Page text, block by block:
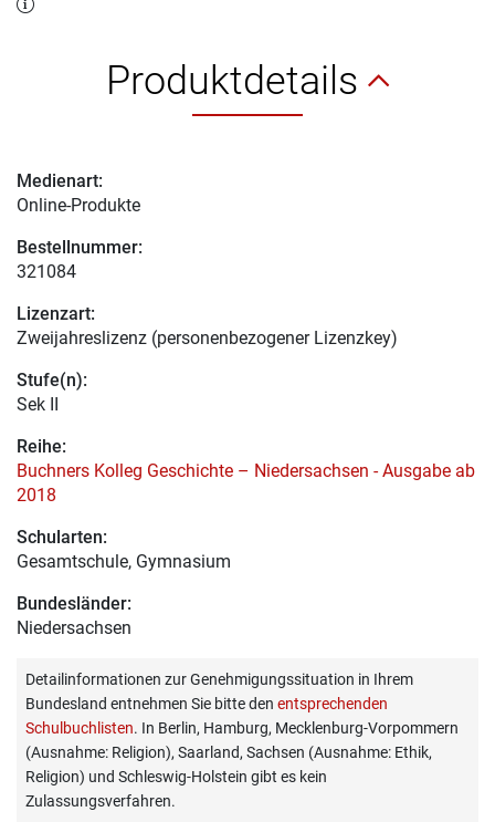
Produktdetails
Medienart:
Online-Produkte
Bestellnummer:
321084
Lizenzart:
Zweijahreslizenz (personenbezogener Lizenzkey)
Stufe(n):
Sek II
Reihe:
Buchners Kolleg Geschichte – Niedersachsen - Ausgabe ab
2018
Schularten:
Gesamtschule, Gymnasium
Bundesländer:
Niedersachsen
Detailinformationen zur Genehmigungssituation in Ihrem
Bundesland entnehmen Sie bitte den entsprechenden
Schulbuchlisten. In Berlin, Hamburg, Mecklenburg-Vorpommern
(Ausnahme: Religion), Saarland, Sachsen (Ausnahme: Ethik,
Religion) und Schleswig-Holstein gibt es kein
Zulassungsverfahren.